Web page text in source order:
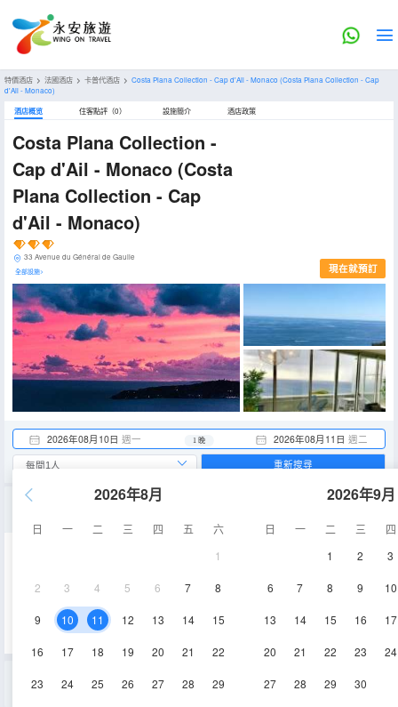
特價酒店 > 法國酒店 > 卡普代酒店 > Costa Plana Collection - Cap d'Ail - Monaco(Costa Plana Collection - Cap
d'Ail - Monaco)
酒店概览 住客點評（0） 設施簡介 酒店政策
Costa Plana Collection -
Cap d'Ail - Monaco (Costa
Plana Collection - Cap
d'Ail - Monaco)
33 Avenue du Général de Gaulle
全部設施> 現在就預訂
2026年08月10日 週一 2026年08月11日 週二
1 晚
2026年8月
日 一 二 三 四 五
六
1
2 3 4 5 6 7 8
9 10 11 12 13 14 15
16 17 18 19 20 21 22
23 24 25 26 27 28 29
2026年9月
日 一 二 三
四
1
2 3
6 7 8 9 10
13 14 15 16 17
20 21 22 23 24
27 28 29 30
重新搜尋
淋浴
帶海景的一卧室公寓（515）